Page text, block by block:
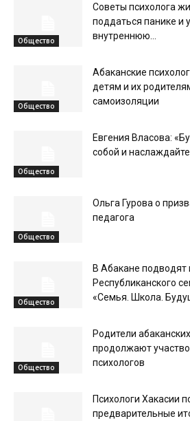
Общество
Советы психолога
поддаться панике и
внутреннюю...
Общество
Абаканские
детям и их
самоизоляции
Общество
Евгения Власова:
собой и
Общество
Ольга Гурова о
педагога
Общество
В Абакане подводят
Республиканского
«Семья. Школа.
Общество
Родители
продолжают
психологов
Психологи Хакасии
предварительные